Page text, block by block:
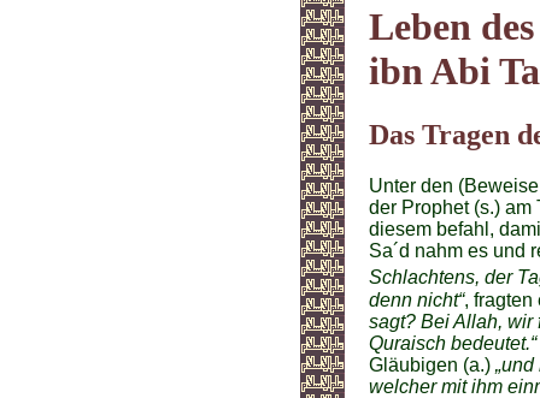
Leben
ibn Abi
Das Tragen
Unter den
der Prophet (s.) am
diesem befahl,
Sa´d nahm es und
Schlachtens, der
denn nicht“, fragten
sagt? Bei Allah, wir
Quraisch bedeutet.“
Gläubigen (a.)
welcher mit ihm